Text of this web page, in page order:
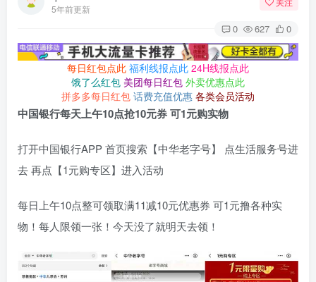
5年前更新
0 627 0
每日红包点此 福利线报点此 24H线报点此
饿了么红包 美团每日红包 外卖优惠点此
拼多多每日红包 话费充值优惠 各类会员活动
中国银行每天上午10点抢10元券 可1元购实物
打开中国银行APP 首页搜索【中华老字号】 点生活服务号进
去 再点【1元购专区】进入活动
每日上午10点整可领取满11减10元优惠券 可1元撸各种实
物！每人限领一张！今天没了就明天去领！